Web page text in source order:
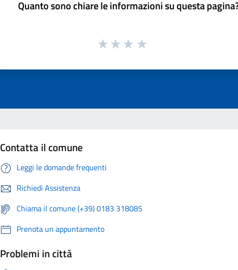
Quanto sono chiare le informazioni su questa
Contatta il comune
Leggi le domande frequenti
Richiedi Assistenza
Chiama il comune (+39) 0183 318085
Prenota un appuntamento
Problemi in città